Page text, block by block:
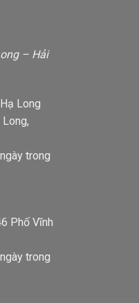
– Hải
Long
trong
Phố Vĩnh
trong